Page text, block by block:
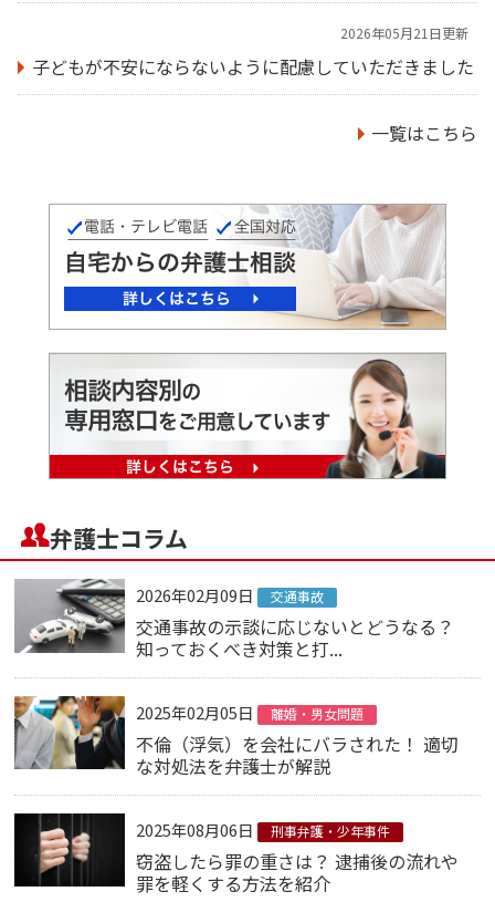
2026年05月21日更新
子どもが不安にならないように配慮していただきました
一覧はこちら
弁護士コラム
2026年02月09日 交通事故
交通事故の示談に応じないとどうなる？
知っておくべき対策と打...
2025年02月05日 離婚・男女問題
不倫（浮気）を会社にバラされた！ 適切
な対処法を弁護士が解説
2025年08月06日 刑事弁護・少年事件
窃盗したら罪の重さは？ 逮捕後の流れや
罪を軽くする方法を紹介